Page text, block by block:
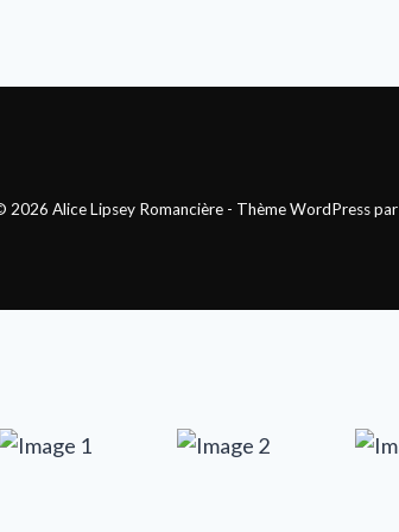
2026 Alice Lipsey Romancière - Thème WordPress par